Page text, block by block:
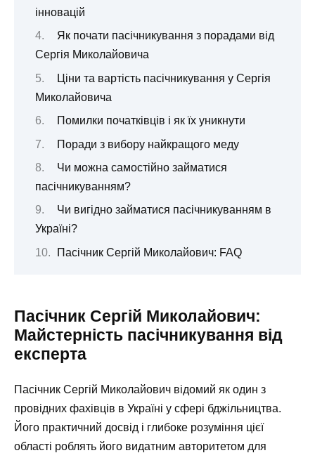
інновацій
Як почати пасічникування з порадами від
Сергія Миколайовича
Ціни та вартість пасічникування у Сергія
Миколайовича
Помилки початківців і як їх уникнути
Поради з вибору найкращого меду
Чи можна самостійно займатися
пасічникуванням?
Чи вигідно займатися пасічникуванням в
Україні?
Пасічник Сергій Миколайович: FAQ
Пасічник Сергій Миколайович:
Майстерність пасічникування від
експерта
Пасічник Сергій Миколайович відомий як один з
провідних фахівців в Україні у сфері бджільництва.
Його практичний досвід і глибоке розуміння цієї
області роблять його видатним авторитетом для